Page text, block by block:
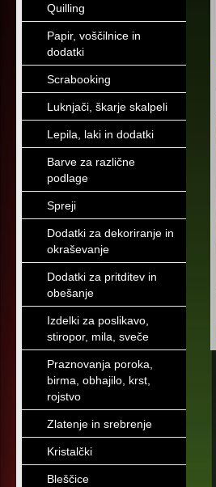
Quilling
Papir, voščilnice in
dodatki
Scrabooking
Luknjači, škarje skalpeli
Lepila, laki in dodatki
Barve za različne
podlage
Spreji
Dodatki za dekoriranje in
okraševanje
Dodatki za pritditev in
obešanje
Izdelki za poslikavo,
stiropor, mila, sveče
Praznovanja poroka,
birma, obhajilo, krst,
rojstvo
Zlatenje in srebrenje
Kristalčki
Bleščice